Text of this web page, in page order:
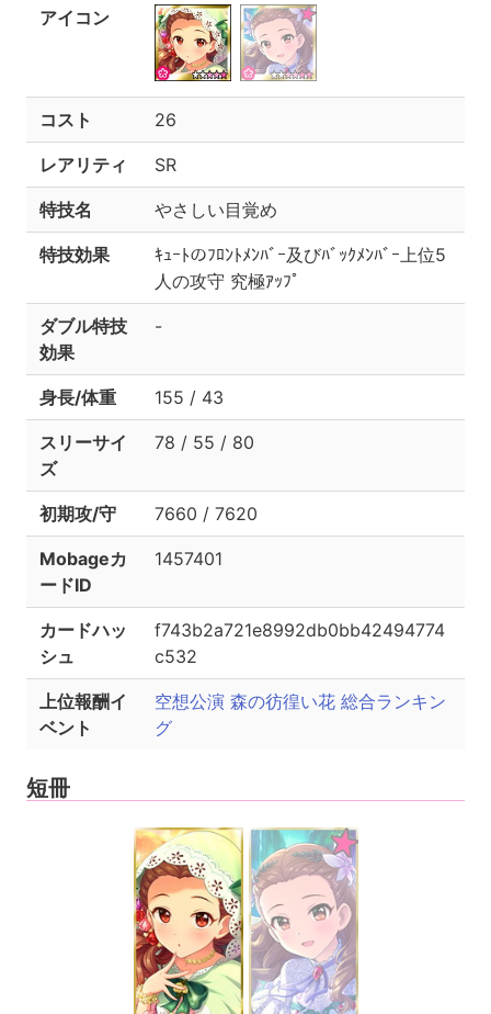
アイコン
コスト 26
レアリティ SR
特技名 やさしい目覚め
特技効果
ｷｭｰﾄのﾌﾛﾝﾄﾒﾝﾊﾞｰ及びﾊﾞｯｸﾒﾝﾊﾞｰ上位5
人の攻守 究極ｱｯﾌﾟ
ダブル特技
効果
-
身長/体重 155 / 43
スリーサイ
ズ
78 / 55 / 80
初期攻/守 7660 / 7620
Mobageカ
ードID
1457401
カードハッ
シュ
f743b2a721e8992db0bb42494774
c532
上位報酬イ
ベント
空想公演 森の彷徨い花 総合ランキン
グ
短冊